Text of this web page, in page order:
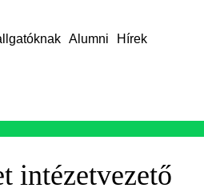
Alumni Hírek
intézetvezető